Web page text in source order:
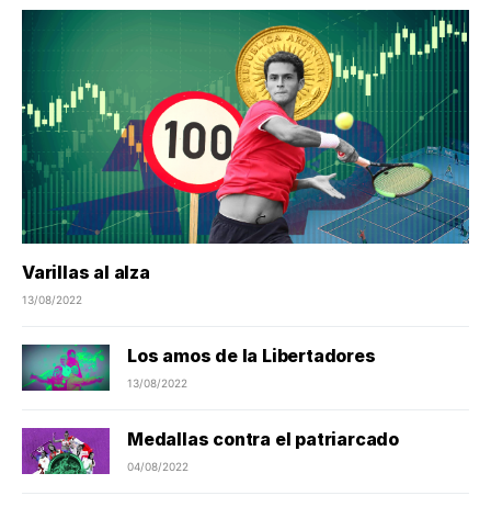
Varillas al alza
13/08/2022
Los amos de la Libertadores
13/08/2022
Medallas contra el patriarcado
04/08/2022